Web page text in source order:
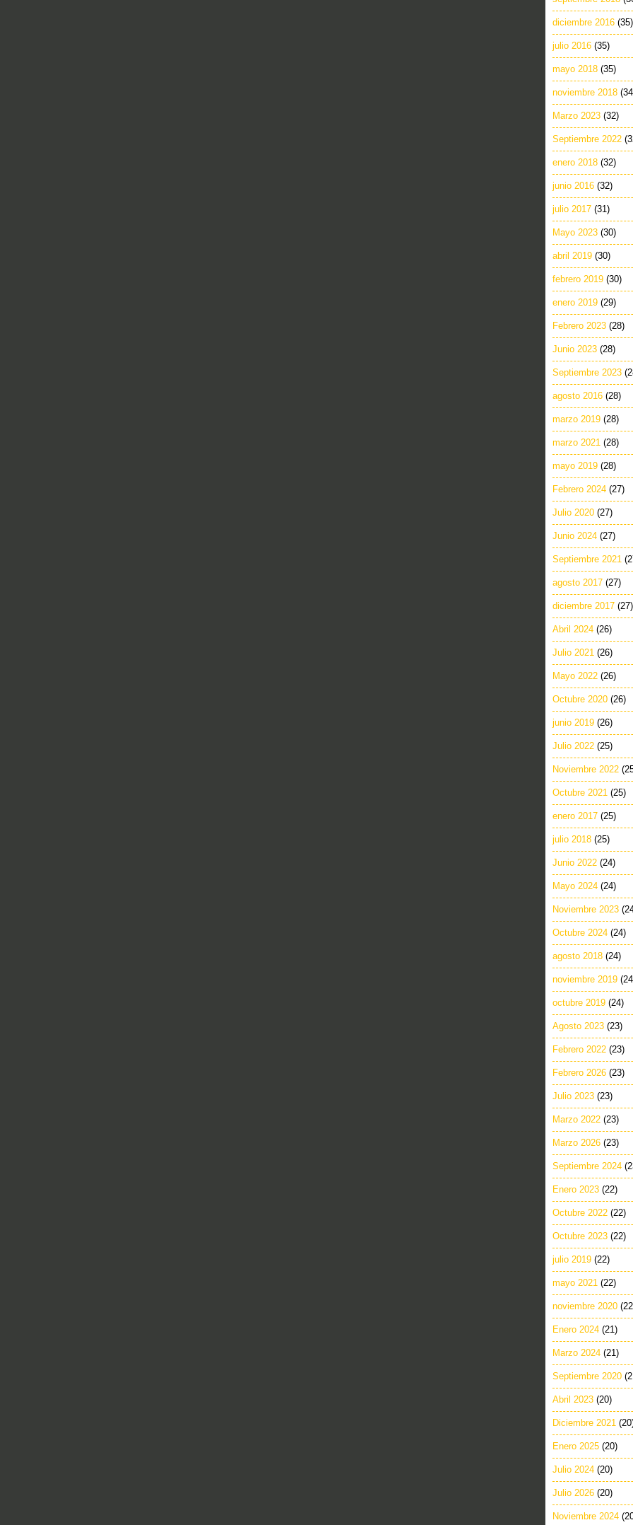
diciembre 2016 (35)
julio 2016 (35)
mayo 2018 (35)
noviembre 2018
Marzo 2023 (32)
Septiembre 2022
enero 2018 (32)
junio 2016 (32)
julio 2017 (31)
Mayo 2023 (30)
abril 2019 (30)
febrero 2019 (30)
enero 2019 (29)
Febrero 2023 (28)
Junio 2023 (28)
Septiembre 2023
agosto 2016 (28)
marzo 2019 (28)
marzo 2021 (28)
mayo 2019 (28)
Febrero 2024 (27)
Julio 2020 (27)
Junio 2024 (27)
Septiembre 2021
agosto 2017 (27)
diciembre 2017 (27)
Abril 2024 (26)
Julio 2021 (26)
Mayo 2022 (26)
Octubre 2020 (26)
junio 2019 (26)
Julio 2022 (25)
Noviembre 2022
Octubre 2021 (25)
enero 2017 (25)
julio 2018 (25)
Junio 2022 (24)
Mayo 2024 (24)
Noviembre 2023
Octubre 2024 (24)
agosto 2018 (24)
noviembre 2019
octubre 2019 (24)
Agosto 2023 (23)
Febrero 2022 (23)
Febrero 2026 (23)
Julio 2023 (23)
Marzo 2022 (23)
Marzo 2026 (23)
Septiembre 2024
Enero 2023 (22)
Octubre 2022 (22)
Octubre 2023 (22)
julio 2019 (22)
mayo 2021 (22)
noviembre 2020
Enero 2024 (21)
Marzo 2024 (21)
Septiembre 2020
Abril 2023 (20)
Diciembre 2021
Enero 2025 (20)
Julio 2024 (20)
Julio 2026 (20)
Noviembre 2024